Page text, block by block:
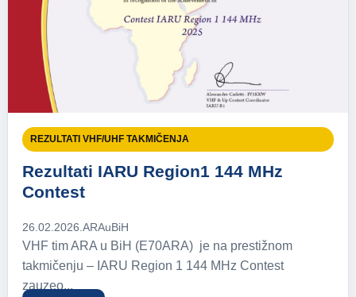
REZULTATI VHF/UHF TAKMIČENJA
Rezultati IARU Region1 144 MHz
Contest
26.02.2026. ARAuBiH
VHF tim ARA u BiH (E70ARA) je na prestižnom
takmičenju – IARU Region 1 144 MHz Contest
zauzeo...